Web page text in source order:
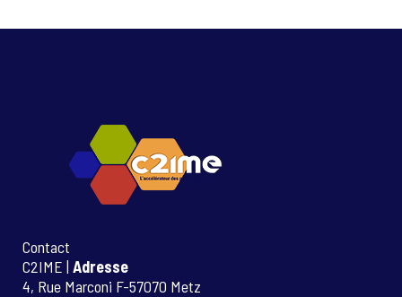
Contact
C2IME | Adresse
4, Rue Marconi F-57070 Metz